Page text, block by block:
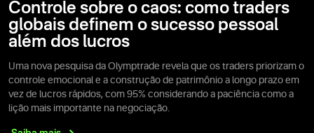
Controle sobre o caos: como traders
globais definem o sucesso pessoal
além dos lucros
Uma nova pesquisa da Olymptrade revela que os traders priorizam o
controle emocional e a construção de patrimônio a longo prazo em
vez de lucros rápidos, com 95% considerando a paciência como a
lição mais importante na negociação.